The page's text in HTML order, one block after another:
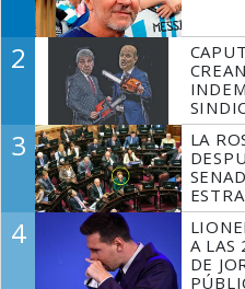
2
3
LA
4
A LAS
DE